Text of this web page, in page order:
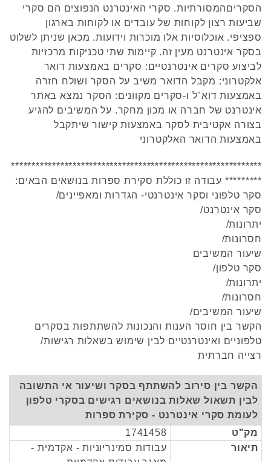
הסקריםהמסורתיות. סקרי האינטרנט הנפוצים הם סקרי
שביעות רצון לקוחות של עובדים או לקוחות בארגון
ספציפי. אוכלוסיות אלו מוכרות וידועות. מכאן שניתן לשלוט
בסקר אינטרנט מעין זה. קיימות שתי טכניקות מרכזיות
לביצוע סקרים אינטרנטיים: סקרים באמצעות דואר
אלקטרוני: מקבל הדואר משיב על הסקר ושולח חזרה
באמצעות דוא"ל ו-סקרים מקוונים: הסקר נמצא באתר
אינטרנט של חברה או מכון מחקר. על המשיבים להגיע
בצורה אקטיבית לסקר באמצעות קישור שיתקבל
באמצעות הדואר האלקטרוני
*************************************************************
********* עבודה זו כוללת סקירת ספרות בנושאים הבאים:
סקר טלפוני וסקר אינטרנטי- הגדרות ומאפיינים/
סקר אינטרנט/
יתרונות/
חסרונות/
שיעור המשיבים
סקר טלפון/
יתרונות/
חסרונות/
שיעור המשיבים/
הקשר בין חוסר הענות והנכונות להשתתפות בסקרים
טלפוניים ואינטרנטיים לבין שימוש בשאלות רגישות/
רצייה חברתית
הקשר בין סירוב להשתתף בסקר ושיעור אי התשובה
לבין תשאול שאלות בנושאים רגישים בסקרי טלפון
לעומת סקרי אינטרנט - סקירת ספרות
מק"ט
1741458
תיאור
עבודות סמינריוניות - אקדמית -